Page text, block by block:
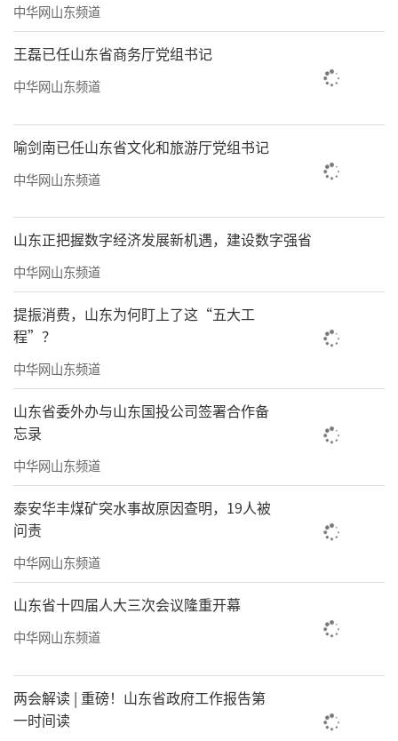
中华网山东频道
王磊已任山东省商务厅党组书记
中华网山东频道
喻剑南已任山东省文化和旅游厅党组书记
中华网山东频道
山东正把握数字经济发展新机遇，建设数字强省
中华网山东频道
提振消费，山东为何盯上了这“五大工
程”？
中华网山东频道
山东省委外办与山东国投公司签署合作备
忘录
中华网山东频道
泰安华丰煤矿突水事故原因查明，19人被
问责
中华网山东频道
山东省十四届人大三次会议隆重开幕
中华网山东频道
两会解读 | 重磅！山东省政府工作报告第
一时间读